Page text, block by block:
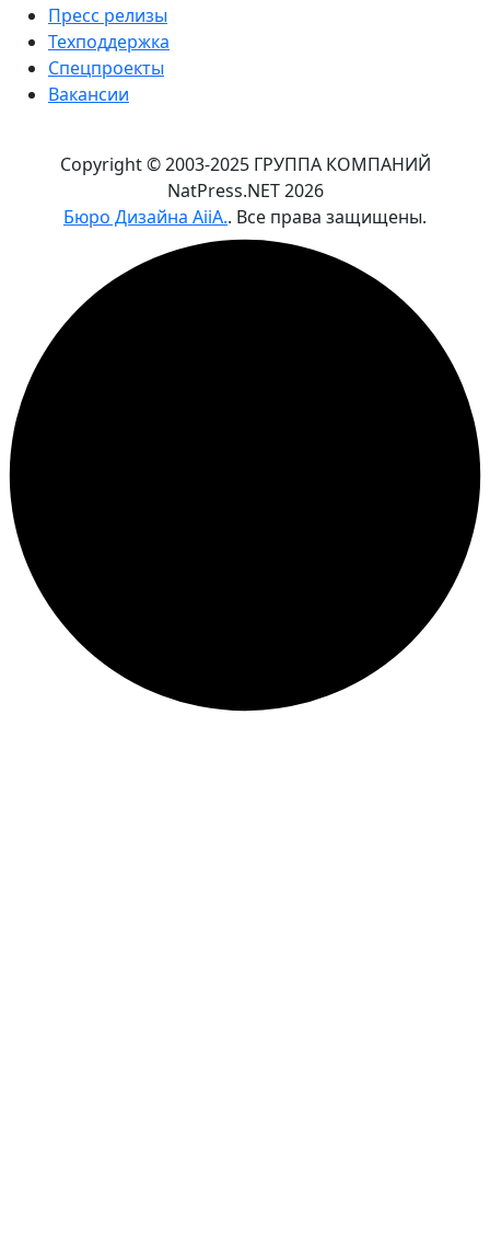
Пресс релизы
Техподдержка
Спецпроекты
Вакансии
Copyright © 2003-2025 ГРУППА КОМПАНИЙ
NatPress.NET2026
Бюро Дизайна AiiA.. Все права защищены.